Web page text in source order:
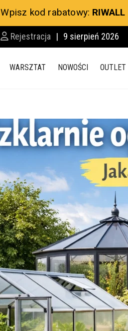
Wpisz kod rabatowy: RIWALL
Rejestracja | 9 sierpień 2026
WARSZTAT NOWOŚCI OUTLET